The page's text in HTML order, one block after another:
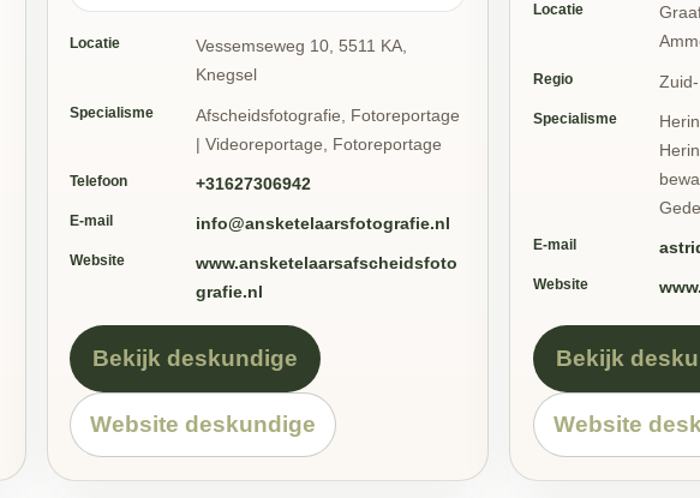
Locatie
Vessemseweg 10, 5511 KA,
Knegsel
Specialisme
Afscheidsfotografie, Fotoreportage
| Videoreportage, Fotoreportage
Telefoon +31627306942
E-mail info@ansketelaarsfotografie.nl
Website
www.ansketelaarsafscheidsfoto
grafie.nl
Bekijk deskundige
Website deskundige
Locatie
Regio
Specialisme
E-mail
Website
Bekijk
Website